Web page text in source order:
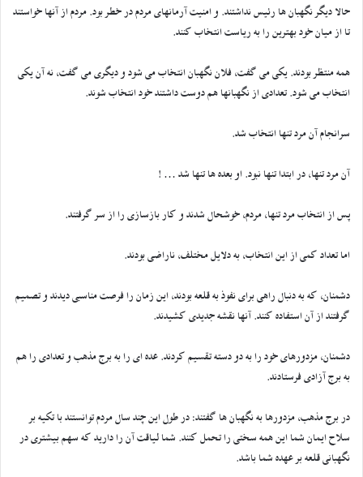
حالا دیگر نگهبان ها رئیس نداشتند. و امنیت آرمانهای مردم در خطر بود. مردم از آنها خواستند
تا از میان خود بهترین را به ریاست انتخاب کنند.
همه منتظر بودند. یکی می گفت، فلان نگهبان انتخاب می شود و دیگری می گفت، نه آن یکی
انتخاب می شود. تعدادی از نگهبانها هم دوست داشتند خود انتخاب شوند.
سرانجام آن مرد تنها انتخاب شد.
آن مرد تنها، در ابتدا تنها نبود. او بعده ها تنها شد … !
پس از انتخاب مرد تنها، مردم، خوشحال شدند و کار بازسازی را از سر گرفتند.
اما تعداد کمی از این انتخاب، به دلایل مختلف، ناراضی بودند.
دشمنان، که به دنبال راهی برای نفوذ به قلعه بودند، این زمان را فرصت مناسبی دیدند و تصمیم
گرفتند از آن استفاده کنند. آنها نقشه جدیدی کشیدند.
دشمنان، مزدورهای خود را به دو دسته تقسیم کردند. عده ای را به برج مذهب و تعدادی را هم
به برج آزادی فرستادند.
در برج مذهب، مزدورها به نگهبان ها گفتند: در طول این چند سال مردم توانستند با تکیه بر
سلاح ایمان شما این همه سختی را تحمل کنند. شما لیاقت آن را دارید که سهم بیشتری در
نگهبانی قلعه بر عهده شما باشد.